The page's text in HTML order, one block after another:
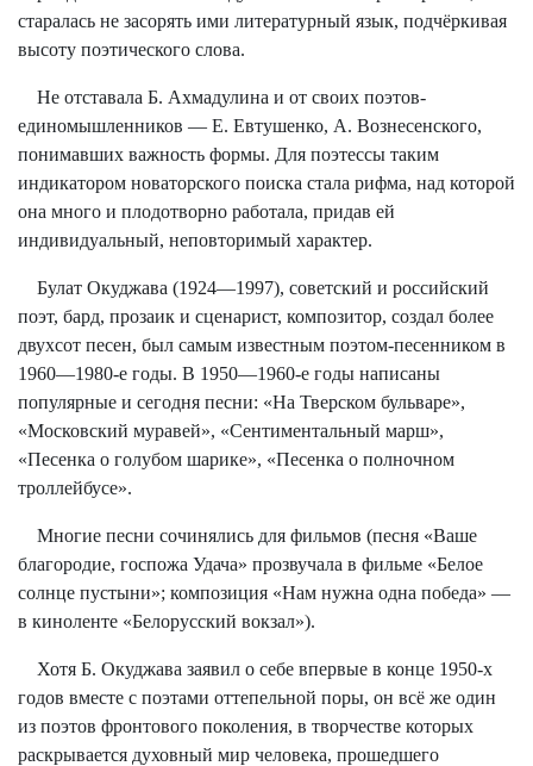
старалась не засорять ими литературный язык, подчёркивая
высоту поэтического слова.
Не отставала Б. Ахмадулина и от своих поэтов-
единомышленников — Е. Евтушенко, А. Вознесенского,
понимавших важность формы. Для поэтессы таким
индикатором новаторского поиска стала рифма, над которой
она много и плодотворно работала, придав ей
индивидуальный, неповторимый характер.
Булат Окуджава (1924—1997), советский и российский
поэт, бард, прозаик и сценарист, композитор, создал более
двухсот песен, был самым известным поэтом-песенником в
1960—1980-е годы. В 1950—1960-е годы написаны
популярные и сегодня песни: «На Тверском бульваре»,
«Московский муравей», «Сентиментальный марш»,
«Песенка о голубом шарике», «Песенка о полночном
троллейбусе».
Многие песни сочинялись для фильмов (песня «Ваше
благородие, госпожа Удача» прозвучала в фильме «Белое
солнце пустыни»; композиция «Нам нужна одна победа» —
в киноленте «Белорусский вокзал»).
Хотя Б. Окуджава заявил о себе впервые в конце 1950-х
годов вместе с поэтами оттепельной поры, он всё же один
из поэтов фронтового поколения, в творчестве которых
раскрывается духовный мир человека, прошедшего